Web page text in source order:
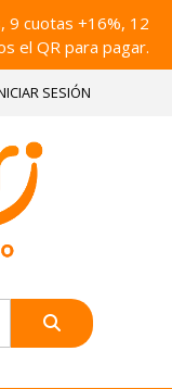
9 cuotas +16%, 12
el QR para pagar.
SESIÓN